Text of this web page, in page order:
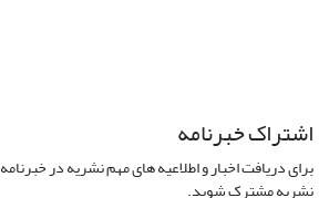
اشتراک خبرنامه
برای دریافت اخبار و اطلاعیه های مهم نشریه در خبرنامه
نشریه مشترک شوید.